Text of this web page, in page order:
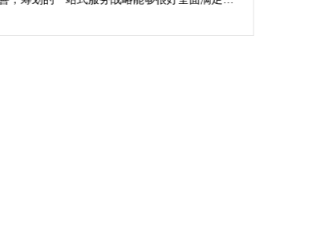
业活动策划，预备推荐给须要寻觅线上活动开